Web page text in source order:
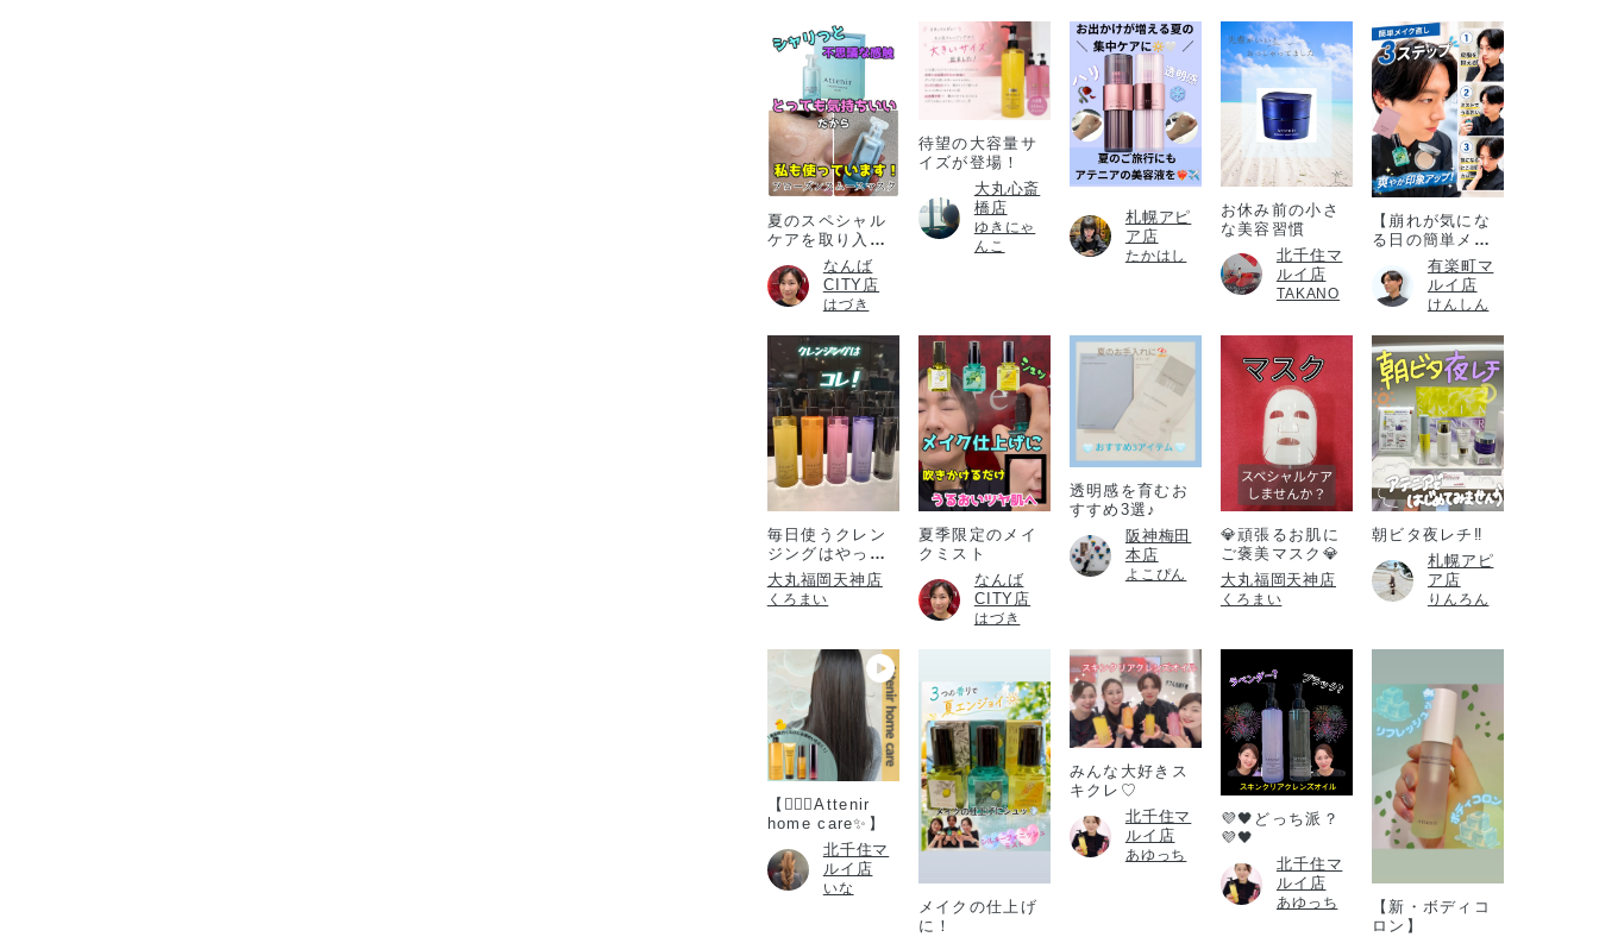
夏のスペシャル
ケアを取り入れ
たい方必見！
なんば
CITY店
はづき
待望の大容量サ
イズが登場！
大丸心斎
橋店
ゆきにゃ
んこ
札幌アピ
ア店
たかはし
お休み前の小さ
な美容習慣
北千住マ
ルイ店
TAKANO
【崩れが気にな
る日の簡単メイ
ク直し】有楽町マ
ルイ店
けんしん
毎日使うクレン
ジングはやっぱ
りアテニア💎
大丸福岡天神店
くろまい
夏季限定のメイ
クミスト
なんば
CITY店
はづき
透明感を育むお
すすめ3選♪
阪神梅田
本店
よこぴん
💎頑張るお肌に
ご褒美マスク💎
大丸福岡天神店
くろまい
朝ビタ夜レチ‼️
札幌アピ
ア店
りんろん
【💆🏻‍♀️Attenir
home care✨】
北千住マ
ルイ店
いな
メイクの仕上げ
に！
みんな大好きス
キクレ♡
北千住マ
ルイ店
あゆっち
💜🖤どっち派？
💜🖤
北千住マ
ルイ店
あゆっち
【新・ボディコ
ロン】